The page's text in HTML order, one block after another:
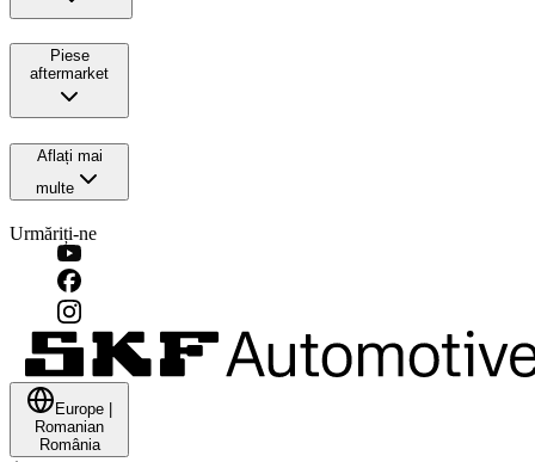
Piese
aftermarket
Aflați mai
multe
Urmăriți-ne
Europe
Romanian
România